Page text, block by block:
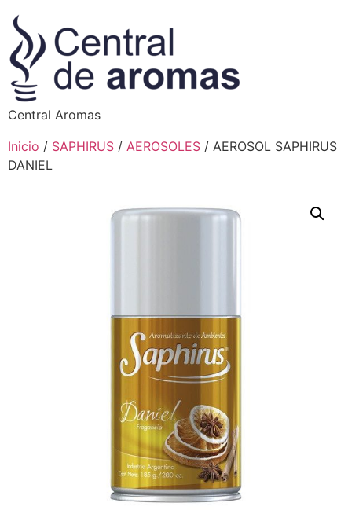
Central Aromas
Inicio / SAPHIRUS / AEROSOLES / AEROSOL SAPHIRUS
DANIEL